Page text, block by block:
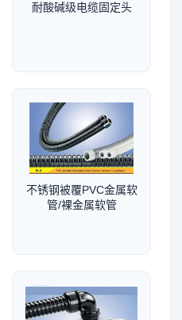
耐酸碱级电缆固定头
不锈钢被覆PVC金属软
管/裸金属软管